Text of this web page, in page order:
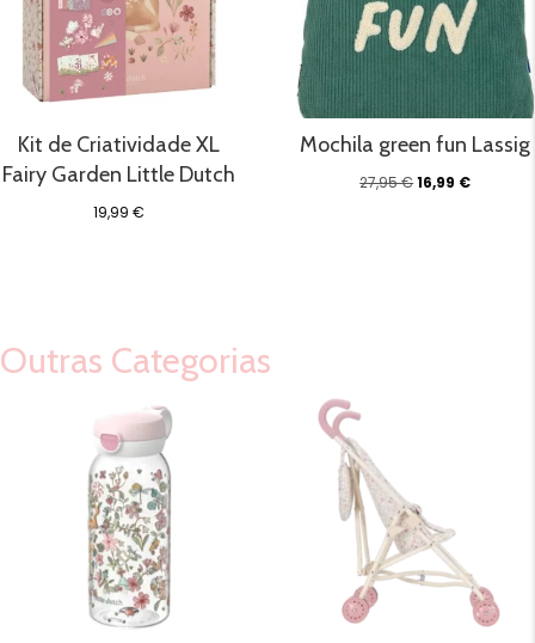
Kit de Criatividade XL
Fairy Garden Little Dutch
19,99€
Mochila green fun Lassig
27,95€O
16,99 €O
Outras Categorias